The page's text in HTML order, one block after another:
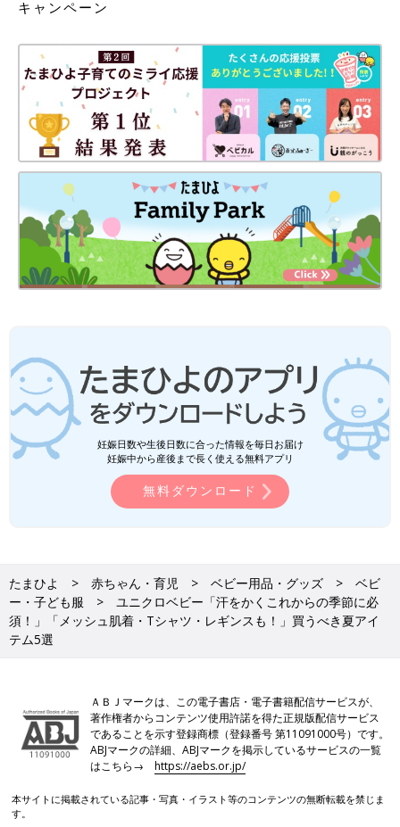
も快適でいられるようにと、たくさんそろえたんだとか。生地感
も性能もよく、とってもお気に入りとのこと。これだけあれば、
洗い替え用にも困らなそうですね♪
西松屋「SNSで大バズり」「通気性がよ
く着心地も◎」元子ども服販売員ライタ
ー厳選★お出かけアイテム5選
今回ご紹介するのは、西松屋でゲットできる
「お出かけアイテム」。ワンピースやブラウス
ね♪
る」「コーデが一気に華やかに！」元子
ども服販売員ライターおすすめ★カラフ
ルアイテム5選
暖かい気候になってくると、元気が出るような
カラフルファッションを楽しみたくなってきま
デ術もお伝えしているので、ぜひチェックして
くださいね！
かりでしたね。少しずつ暑くなってきたので、洗い替え用にたく
さんそろえておくのもアリ！気になるアイテムがあれば、ぜひユ
ニクロの店舗やオンラインショップをチェックしてみてください
●記事内容でご紹介している投稿、リンク先は、削除される場合
キャンペーン
妊娠日数や生後日数に合った情報を毎日お届け
妊娠中から産後まで長く使える無料アプリ
無料ダウンロード
たまひよ 赤ちゃん・育児 ベビー用品・グッズ
ベビ
ー・子ども服
ユニクロベビー「汗をかくこれからの季節に必
須！」「メッシュ肌着・Tシャツ・レギンスも！」買うべき夏アイ
テム5選
ＡＢＪマークは、この電子書店・電子書籍配信サービスが、
著作権者からコンテンツ使用許諾を得た正規版配信サービス
であることを示す登録商標（登録番号 第11091000号）です。
ABJマークの詳細、ABJマークを掲示しているサービスの一覧
はこちら→https://aebs.or.jp/
本サイトに掲載されている記事・写真・イラスト等のコンテンツの無断転載を禁じま
す。